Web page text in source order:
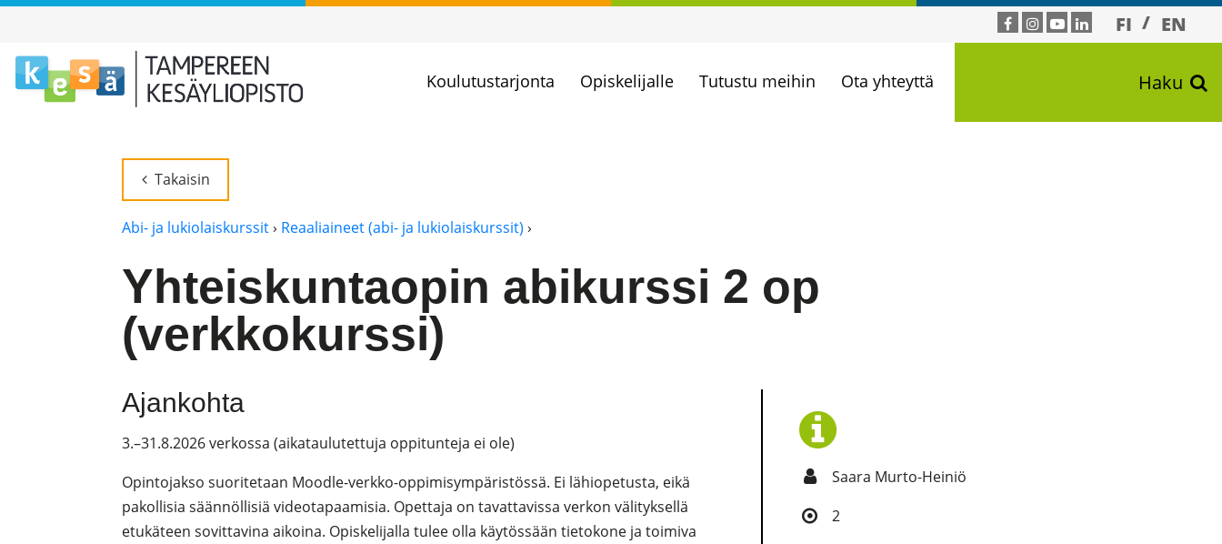
FI EN
Koulutustarjonta Opiskelijalle Tutustu meihin Ota yhteyttä Haku
Takaisin
Abi- ja lukiolaiskurssit› Reaaliaineet (abi- ja lukiolaiskurssit) ›
Yhteiskuntaopin abikurssi 2 op
(verkkokurssi)
Ajankohta
3.–31.8.2026 verkossa (aikataulutettuja oppitunteja ei ole)
Opintojakso suoritetaan Moodle-verkko-oppimisympäristössä. Ei lähiopetusta, eikä
pakollisia säännöllisiä videotapaamisia. Opettaja on tavattavissa verkon välityksellä
etukäteen sovittavina aikoina. Opiskelijalla tulee olla käytössään tietokone ja toimiva
Saara Murto-Heiniö
2